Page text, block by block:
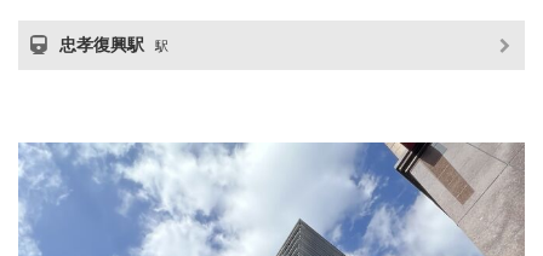
忠孝復興駅 駅